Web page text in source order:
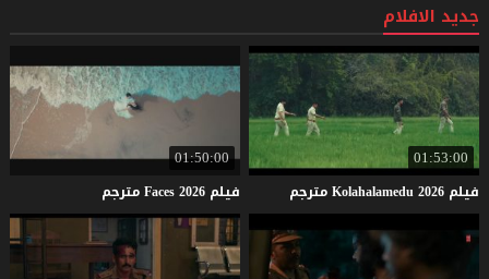
جديد الافلام
01:53:00
فيلم Kolahalamedu2026 مترجم
01:50:00
فيلم Faces2026 مترجم